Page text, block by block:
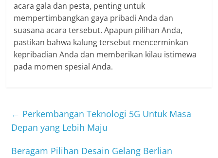
acara gala dan pesta, penting untuk
mempertimbangkan gaya pribadi Anda dan
suasana acara tersebut. Apapun pilihan Anda,
pastikan bahwa kalung tersebut mencerminkan
kepribadian Anda dan memberikan kilau istimewa
pada momen spesial Anda.
← Perkembangan Teknologi 5G Untuk Masa
Depan yang Lebih Maju
Beragam Pilihan Desain Gelang Berlian